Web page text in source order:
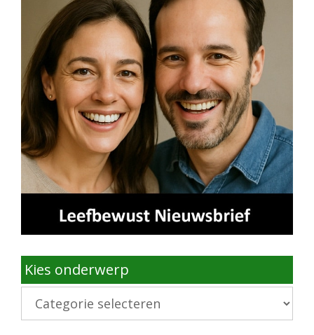
Kies onderwerp
Kies
onderwerp